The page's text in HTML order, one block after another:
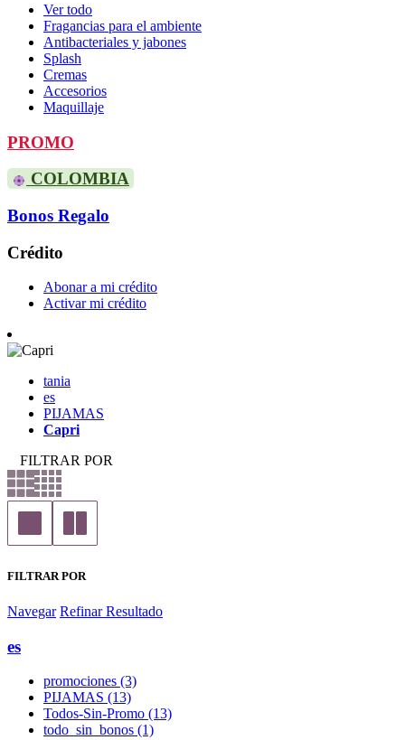
Ver todo
Fragancias para el ambiente
Antibacteriales y jabones
Splash
Cremas
Accesorios
Maquillaje
PROMO
COLOMBIA
Bonos Regalo
Crédito
Abonar a mi crédito
Activar mi crédito
tania
es
PIJAMAS
Capri
FILTRAR POR
FILTRAR POR
Navegar Refinar Resultado
es
promociones (3)
PIJAMAS (13)
Todos-Sin-Promo (13)
todo_sin_bonos (1)